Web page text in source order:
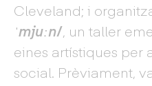
Cleveland; i
ˈmjuːn/, un taller
eines artístiques per
social. Prèviament,